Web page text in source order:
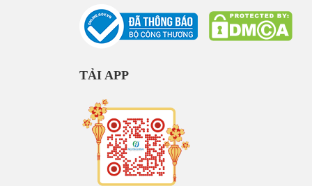
TẢI APP